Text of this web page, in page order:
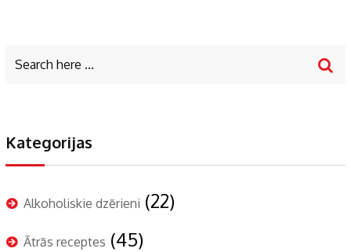
Kategorijas
Alkoholiskie dzērieni (22)
Ātrās receptes (45)